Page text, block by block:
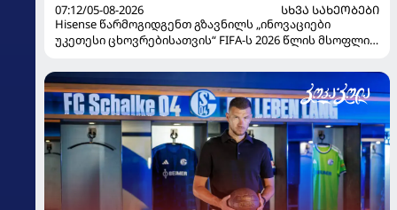
07:12/05-08-2026
ᲡᲮᲕᲐ ᲡᲐᲮᲔᲝᲑᲔᲑᲘ
Hisense წარმოგიდგენთ გზავნილს „ინოვაციები
უკეთესი ცხოვრებისათვის“ FIFA-ს 2026 წლის მსოფლიო